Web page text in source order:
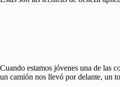
Cuando estamos jóvenes una de las
un camión nos llevó por delante, un